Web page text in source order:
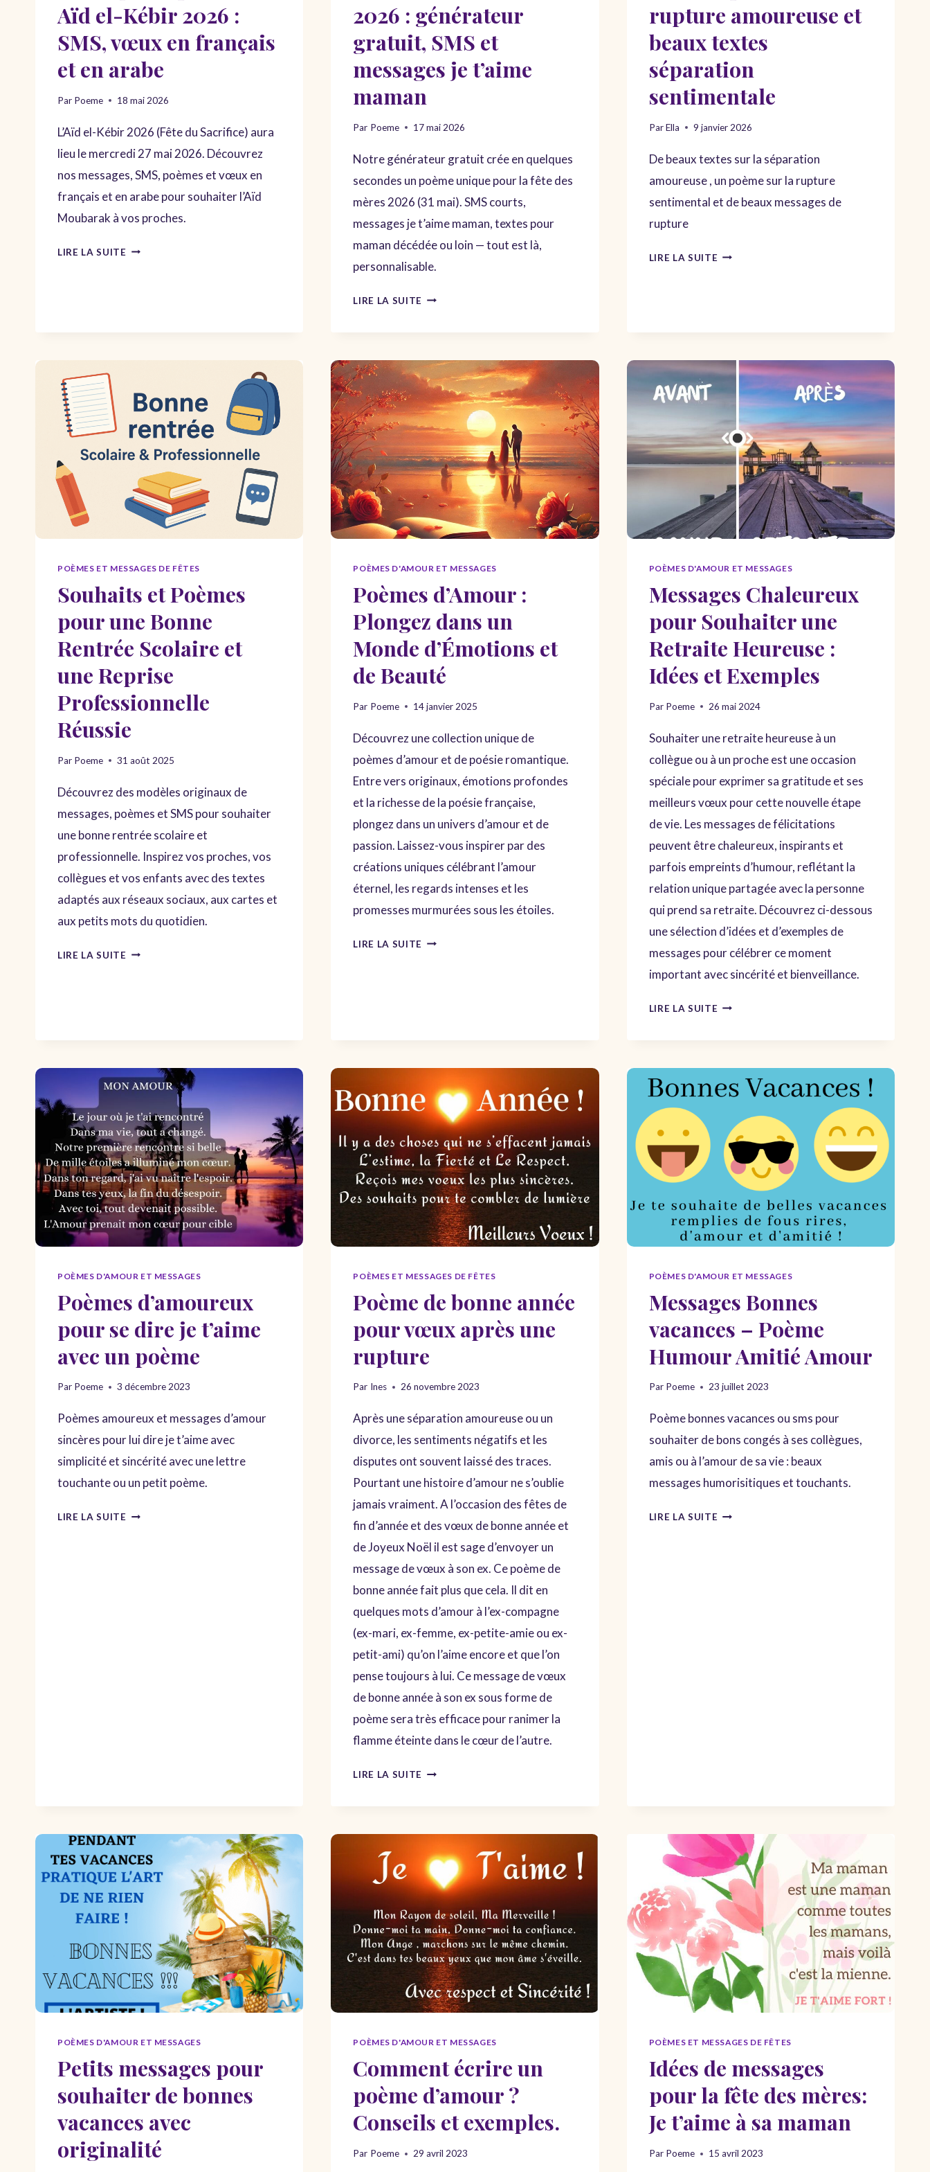
Aïd el-Kébir 2026 :
SMS, vœux en français
et en arabe
Par Poeme 18 mai 2026
L’Aïd el-Kébir 2026 (Fête du Sacrifice) aura
lieu le mercredi 27 mai 2026. Découvrez
nos messages, SMS, poèmes et vœux en
français et en arabe pour souhaiter l’Aïd
Moubarak à vos proches.
LIRE LA SUITE MESSAGES
VŒUX
FRANÇAIS
ET
ARABE
2026 : générateur
gratuit, SMS et
messages je t’aime
maman
Par Poeme 17 mai 2026
Notre générateur gratuit crée en quelques
secondes un poème unique pour la fête des
mères 2026 (31 mai). SMS courts,
messages je t’aime maman, textes pour
maman décédée ou loin — tout est là,
personnalisable.
LIRE LA SUITE POÈME
2026
:
GÉNÉRATEUR
GRATUIT,
SMS
ET
MESSAGES
JE
T’AIME
MAMAN
rupture amoureuse et
beaux textes
séparation
sentimentale
Par Ella 9 janvier 2026
De beaux textes sur la séparation
amoureuse , un poème sur la rupture
sentimental et de beaux messages de
rupture
LIRE LA SUITE POÈMES
TEXTES
SÉPARATION
SENTIMENTALE
POÈMES ET MESSAGES DE FÊTES
Souhaits et Poèmes
pour une Bonne
Rentrée Scolaire et
une Reprise
Professionnelle
Réussie
Par Poeme 31 août 2025
Découvrez des modèles originaux de
messages, poèmes et SMS pour souhaiter
une bonne rentrée scolaire et
professionnelle. Inspirez vos proches, vos
collègues et vos enfants avec des textes
adaptés aux réseaux sociaux, aux cartes et
aux petits mots du quotidien.
LIRE LA SUITE SOUHAITS
SCOLAIRE
ET
REPRISE
PROFESSIONNELLE
RÉUSSIE
POÈMES D'AMOUR ET MESSAGES
Poèmes d’Amour :
Plongez dans un
Monde d’Émotions et
de Beauté
Par Poeme 14 janvier 2025
Découvrez une collection unique de
poèmes d’amour et de poésie romantique.
Entre vers originaux, émotions profondes
et la richesse de la poésie française,
plongez dans un univers d’amour et de
passion. Laissez-vous inspirer par des
créations uniques célébrant l’amour
éternel, les regards intenses et les
promesses murmurées sous les étoiles.
LIRE LA SUITE POÈMES
DE
BEAUTÉ
POÈMES D'AMOUR ET MESSAGES
Messages Chaleureux
pour Souhaiter une
Retraite Heureuse :
Idées et Exemples
Par Poeme 26 mai 2024
Souhaiter une retraite heureuse à un
collègue ou à un proche est une occasion
spéciale pour exprimer sa gratitude et ses
meilleurs vœux pour cette nouvelle étape
de vie. Les messages de félicitations
peuvent être chaleureux, inspirants et
parfois empreints d’humour, reflétant la
relation unique partagée avec la personne
qui prend sa retraite. Découvrez ci-dessous
une sélection d’idées et d’exemples de
messages pour célébrer ce moment
important avec sincérité et bienveillance.
LIRE LA SUITE MESSAGES
RETRAITE
IDÉES
ET
EXEMPLES
POÈMES D'AMOUR ET MESSAGES
Poèmes d’amoureux
pour se dire je t’aime
avec un poème
Par Poeme 3 décembre 2023
Poèmes amoureux et messages d’amour
sincères pour lui dire je t’aime avec
simplicité et sincérité avec une lettre
touchante ou un petit poème.
LIRE LA SUITE POÈMES
POÈMES ET MESSAGES DE FÊTES
Poème de bonne année
pour vœux après une
rupture
Par Ines 26 novembre 2023
Après une séparation amoureuse ou un
divorce, les sentiments négatifs et les
disputes ont souvent laissé des traces.
Pourtant une histoire d’amour ne s’oublie
jamais vraiment. A l’occasion des fêtes de
fin d’année et des vœux de bonne année et
de Joyeux Noël il est sage d’envoyer un
message de vœux à son ex. Ce poème de
bonne année fait plus que cela. Il dit en
quelques mots d’amour à l’ex-compagne
(ex-mari, ex-femme, ex-petite-amie ou ex-
petit-ami) qu’on l’aime encore et que l’on
pense toujours à lui. Ce message de vœux
de bonne année à son ex sous forme de
poème sera très efficace pour ranimer la
flamme éteinte dans le cœur de l’autre.
LIRE LA SUITE POÈME
VŒUX
APRÈS
UNE
RUPTURE
POÈMES D'AMOUR ET MESSAGES
Messages Bonnes
vacances – Poème
Humour Amitié Amour
Par Poeme 23 juillet 2023
Poème bonnes vacances ou sms pour
souhaiter de bons congés à ses collègues,
amis ou à l’amour de sa vie : beaux
messages humorisitiques et touchants.
LIRE LA SUITE MESSAGES
POÈMES D'AMOUR ET MESSAGES
Petits messages pour
souhaiter de bonnes
vacances avec
originalité
POÈMES D'AMOUR ET MESSAGES
Comment écrire un
poème d’amour ?
Conseils et exemples.
Par Poeme 29 avril 2023
POÈMES ET MESSAGES DE FÊTES
Idées de messages
pour la fête des mères:
Je t’aime à sa maman
Par Poeme 15 avril 2023